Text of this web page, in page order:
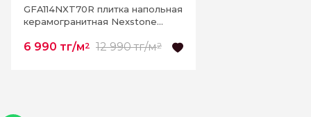
GFA114NXT70R плитка напольная
керамогранитная Nexstone
6 990 тг/м2 12 990 тг/м2